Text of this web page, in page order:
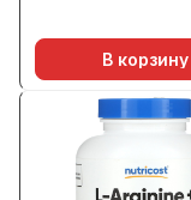
В корзину